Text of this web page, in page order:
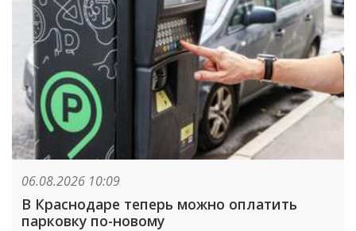
06.08.2026 10:09
В Краснодаре теперь можно оплатить
парковку по-новому